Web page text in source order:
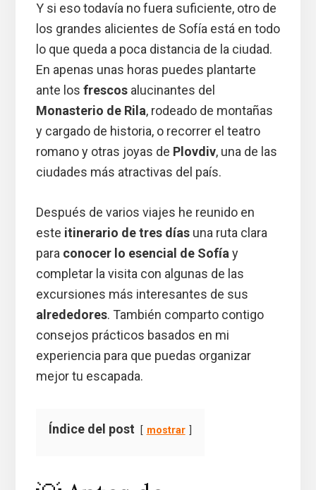
Y si eso todavía no fuera suficiente, otro de
los grandes alicientes de Sofía está en todo
lo que queda a poca distancia de la ciudad.
En apenas unas horas puedes plantarte
ante los frescosalucinantes del
Monasterio de Rila, rodeado de montañas
y cargado de historia, o recorrer el teatro
romano y otras joyas de Plovdiv, una de las
ciudades más atractivas del país.
Después de varios viajes he reunido en
este itinerario de tres díasuna ruta clara
para conocer lo esencial de Sofíay
completar la visita con algunas de las
excursiones más interesantes de sus
alrededores. También comparto contigo
consejos prácticos basados en mi
experiencia para que puedas organizar
mejor tu escapada.
Índice del post mostrar